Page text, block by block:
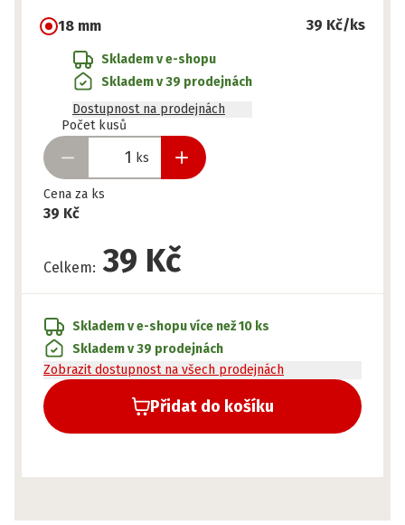
18 mm 39 Kč/ks
Skladem v e-shopu
Skladem v 39 prodejnách
Dostupnost na prodejnách
Počet kusů
ks
Připraveno
Cena za ks
39 Kč
Celkem: 39 Kč
Přidat do košíku
Skladem v e-shopuvíce než 10 ks
Skladem v 39 prodejnách
Zobrazit dostupnost na všech prodejnách